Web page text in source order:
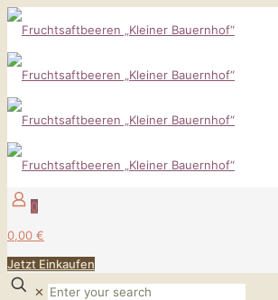
0
0,00 €
Jetzt Einkaufen
✕